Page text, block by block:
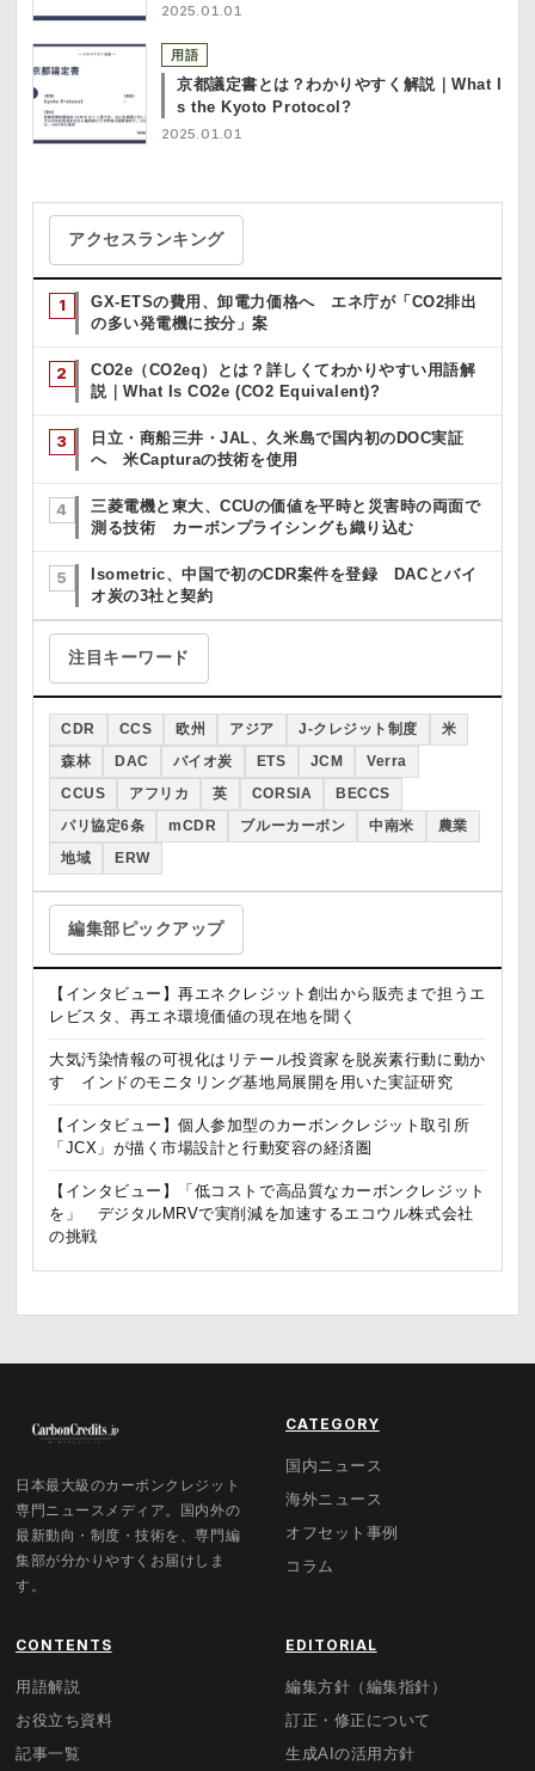
2025.01.01
用語
京都議定書とは？わかりやすく解説｜What I
s the Kyoto Protocol?
2025.01.01
アクセスランキング
GX-ETSの費用、卸電力価格へ エネ庁が「CO2排出
の多い発電機に按分」案
CO2e（CO2eq）とは？詳しくてわかりやすい用語解
説｜What Is CO2e (CO2 Equivalent)?
日立・商船三井・JAL、久米島で国内初のDOC実証
へ 米Capturaの技術を使用
三菱電機と東大、CCUの価値を平時と災害時の両面で
測る技術 カーボンプライシングも織り込む
Isometric、中国で初のCDR案件を登録 DACとバイ
オ炭の3社と契約
注目キーワード
CDR CCS 欧州 アジア J-クレジット制度 米
森林 DAC バイオ炭 ETS JCM Verra
CCUS アフリカ 英 CORSIA BECCS
パリ協定6条 mCDR ブルーカーボン 中南米 農業
地域 ERW
編集部ピックアップ
【インタビュー】再エネクレジット創出から販売まで担うエ
レビスタ、再エネ環境価値の現在地を聞く
大気汚染情報の可視化はリテール投資家を脱炭素行動に動か
す インドのモニタリング基地局展開を用いた実証研究
【インタビュー】個人参加型のカーボンクレジット取引所
「JCX」が描く市場設計と行動変容の経済圏
【インタビュー】「低コストで高品質なカーボンクレジット
を」 デジタルMRVで実削減を加速するエコウル株式会社
の挑戦
日本最大級のカーボンクレジット
専門ニュースメディア。国内外の
最新動向・制度・技術を、専門編
集部が分かりやすくお届けしま
す。
CATEGORY
国内ニュース
海外ニュース
オフセット事例
コラム
CONTENTS
用語解説
お役立ち資料
記事一覧
EDITORIAL
編集方針（編集指針）
訂正・修正について
生成AIの活用方針